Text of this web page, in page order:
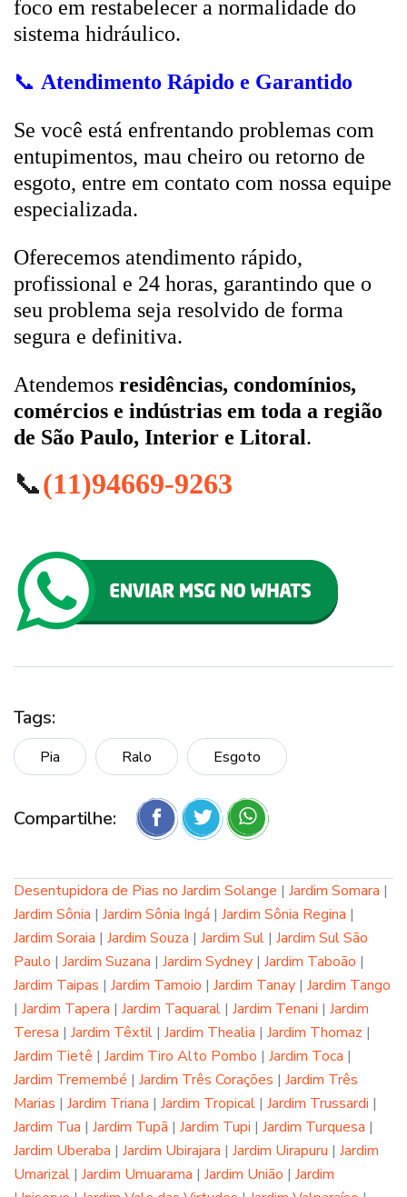
foco em restabelecer a normalidade do
sistema hidráulico.
📞 Atendimento Rápido e Garantido
Se você está enfrentando problemas com
entupimentos, mau cheiro ou retorno de
esgoto, entre em contato com nossa equipe
especializada.
Oferecemos atendimento rápido,
profissional e 24 horas, garantindo que o
seu problema seja resolvido de forma
segura e definitiva.
Atendemos residências, condomínios,
comércios e indústrias em toda a região
de São Paulo, Interior e Litoral.
📞(11)94669-9263
Tags:
Pia Ralo Esgoto
Compartilhe:
Desentupidora de Pias no Jardim Solange | Jardim Somara |
Jardim Sônia | Jardim Sônia Ingá | Jardim Sônia Regina |
Jardim Soraia | Jardim Souza | Jardim Sul | Jardim Sul São
Paulo | Jardim Suzana | Jardim Sydney | Jardim Taboão |
Jardim Taipas | Jardim Tamoio | Jardim Tanay | Jardim Tango
| Jardim Tapera | Jardim Taquaral | Jardim Tenani | Jardim
Teresa | Jardim Têxtil | Jardim Thealia | Jardim Thomaz |
Jardim Tietê | Jardim Tiro Alto Pombo | Jardim Toca |
Jardim Tremembé | Jardim Três Corações | Jardim Três
Marias | Jardim Triana | Jardim Tropical | Jardim Trussardi |
Jardim Tua | Jardim Tupã | Jardim Tupi | Jardim Turquesa |
Jardim Uberaba | Jardim Ubirajara | Jardim Uirapuru | Jardim
Umarizal | Jardim Umuarama | Jardim União | Jardim